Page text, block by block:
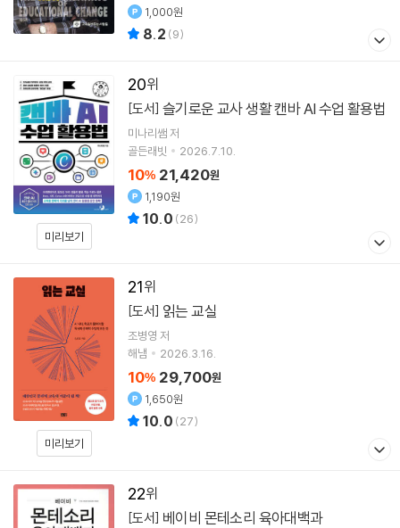
1,000원
8.2 (9)
20
미리보기
[도서] 슬기로운 교사 생활 캔바 AI 수업 활용법
미나리쌤저
골든래빗
2026.7.10.
10% 21,420원
1,190원
10.0 (26)
21
미리보기
[도서] 읽는 교실
조병영 저
해냄
2026.3.16.
10% 29,700원
1,650원
10.0 (27)
22
[도서] 베이비 몬테소리 육아대백과